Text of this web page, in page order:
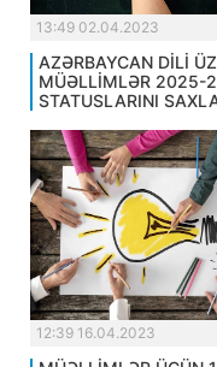
13:49 02.04.2023
AZƏRBAYCAN DİLİ
MÜƏLLİMLƏR 2025-
STATUSLARINI
12:39 16.04.2023